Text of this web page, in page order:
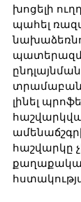
խոցելի
պահել
լինել
հաշվարկը